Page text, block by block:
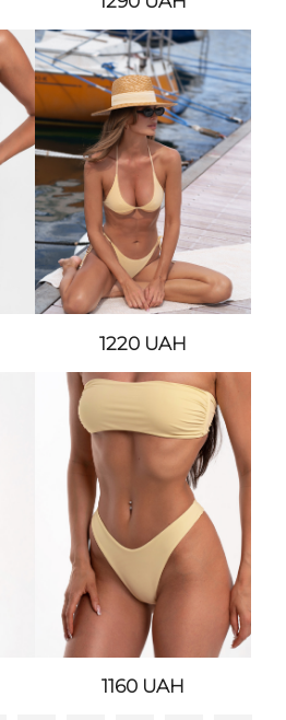
1220 UAH
1160 UAH